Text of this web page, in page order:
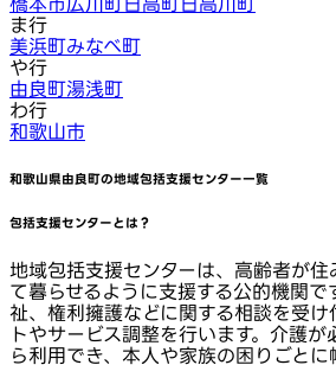
ま行
美浜町みなべ町
や行
由良町湯浅町
わ行
和歌山市
和歌山県由良町の地域包括支援センター一覧
包括支援センターとは？
地域包括支援センターは、高齢者が
て暮らせるように支援する公的機関で
祉、権利擁護などに関する相談を受け
トやサービス調整を行います。介護
ら利用でき、本人や家族の困りごと